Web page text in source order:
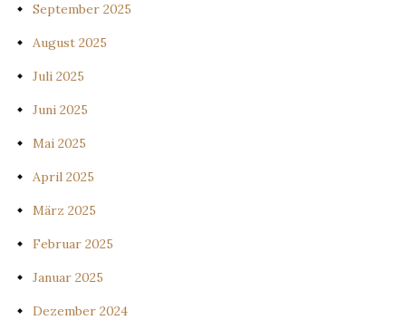
September 2025
August 2025
Juli 2025
Juni 2025
Mai 2025
April 2025
März 2025
Februar 2025
Januar 2025
Dezember 2024